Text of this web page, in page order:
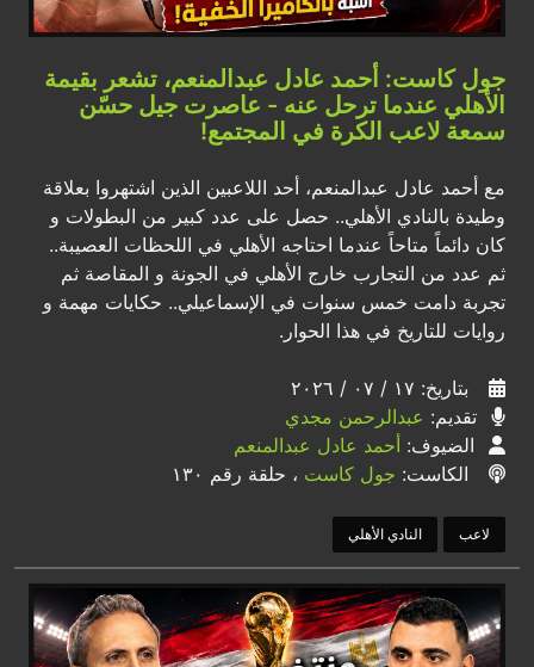
جول كاست: أحمد عادل عبدالمنعم، تشعر بقيمة
الأهلي عندما ترحل عنه - عاصرت جيل حسّن
سمعة لاعب الكرة في المجتمع!
مع أحمد عادل عبدالمنعم، أحد اللاعبين الذين اشتهروا بعلاقة
وطيدة بالنادي الأهلي.. حصل على عدد كبير من البطولات و
كان دائماً متاحاً عندما احتاجه الأهلي في اللحظات العصيبة..
ثم عدد من التجارب خارج الأهلي في الجونة و المقاصة ثم
تجربة دامت خمس سنوات في الإسماعيلي.. حكايات مهمة و
روايات للتاريخ في هذا الحوار.
بتاريخ: ١٧ / ٠٧ / ٢٠٢٦
تقديم: عبدالرحمن مجدي
الضيوف: أحمد عادل عبدالمنعم
الكاست: جول كاست ، حلقة رقم ١٣٠
لاعب النادي الأهلي